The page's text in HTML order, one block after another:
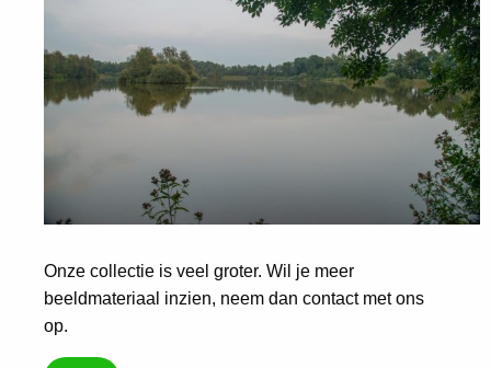
Onze collectie is veel groter. Wil je meer
beeldmateriaal inzien, neem dan contact met ons
op.